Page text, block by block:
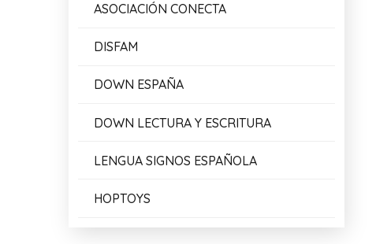
ASOCIACIÓN CONECTA
DISFAM
DOWN ESPAÑA
DOWN LECTURA Y ESCRITURA
LENGUA SIGNOS ESPAÑOLA
HOPTOYS